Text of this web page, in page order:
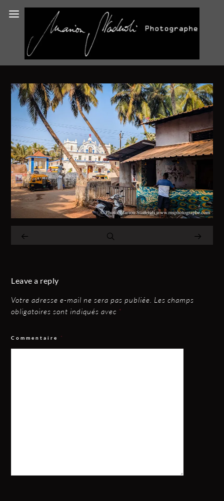
Leave a reply
Votre adresse e-mail ne sera pas publiée. Les champs
obligatoires sont indiqués avec *
Commentaire *